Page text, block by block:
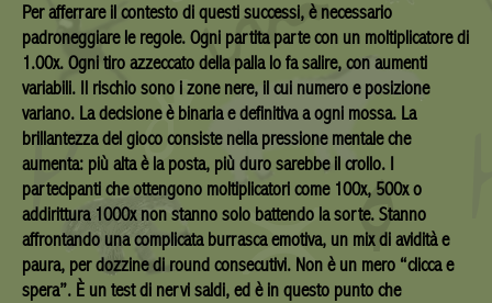
Per afferrare il contesto di questi successi, è necessario
padroneggiare le regole. Ogni partita parte con un moltiplicatore di
1.00x. Ogni tiro azzeccato della palla lo fa salire, con aumenti
variabili. Il rischio sono i zone nere, il cui numero e posizione
variano. La decisione è binaria e definitiva a ogni mossa. La
brillantezza del gioco consiste nella pressione mentale che
aumenta: più alta è la posta, più duro sarebbe il crollo. I
partecipanti che ottengono moltiplicatori come 100x, 500x o
addirittura 1000x non stanno solo battendo la sorte. Stanno
affrontando una complicata burrasca emotiva, un mix di avidità e
paura, per dozzine di round consecutivi. Non è un mero “clicca e
spera”. È un test di nervi saldi, ed è in questo punto che